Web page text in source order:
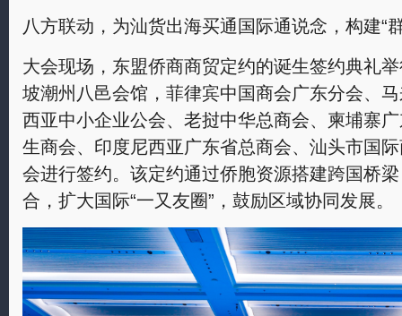
八方联动，为汕货出海买通国际通说念，构建“
大会现场，东盟侨商商贸定约的诞生签约典礼
坡潮州八邑会馆，菲律宾中国商会广东分会、
西亚中小企业公会、老挝中华总商会、柬埔寨
生商会、印度尼西亚广东省总商会、汕头市国
会进行签约。该定约通过侨胞资源搭建跨国桥
合，扩大国际“一又友圈”，鼓励区域协同发展。